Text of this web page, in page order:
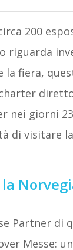
200
riguarda
fiera,
nei giorni
di visitare
Partner di
Messe: